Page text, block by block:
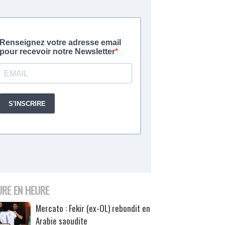
EN HEURE
Mercato : Fekir (ex-OL) rebondit en
Arabie saoudite